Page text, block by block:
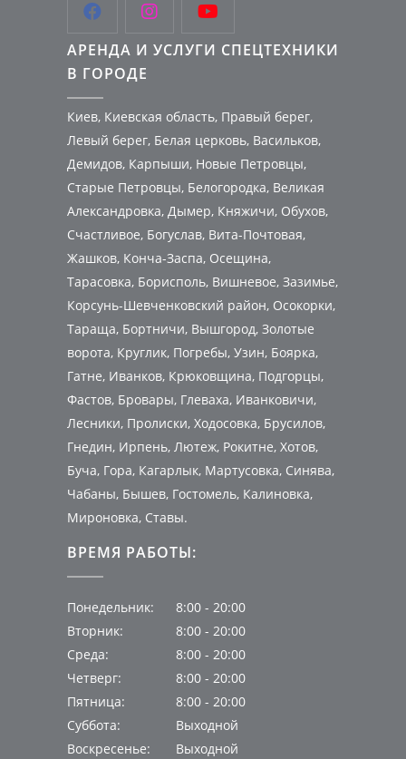
  
АРЕНДА И УСЛУГИ СПЕЦТЕХНИКИ
В ГОРОДЕ
Киев, Киевская область, Правый берег,
Левый берег, Белая церковь, Васильков,
Демидов, Карпыши, Новые Петровцы,
Старые Петровцы, Белогородка, Великая
Александровка, Дымер, Княжичи, Обухов,
Счастливое, Богуслав, Вита-Почтовая,
Жашков, Конча-Заспа, Осещина,
Тарасовка, Борисполь, Вишневое, Зазимье,
Корсунь-Шевченковский район, Осокорки,
Тараща, Бортничи, Вышгород, Золотые
ворота, Круглик, Погребы, Узин, Боярка,
Гатне, Иванков, Крюковщина, Подгорцы,
Фастов, Бровары, Глеваха, Иванковичи,
Лесники, Пролиски, Ходосовка, Брусилов,
Гнедин, Ирпень, Лютеж, Рокитне, Хотов,
Буча, Гора, Кагарлык, Мартусовка, Синява,
Чабаны, Бышев, Гостомель, Калиновка,
Мироновка, Ставы.
ВРЕМЯ РАБОТЫ:
Понедельник:
8:00 - 20:00
Вторник:
8:00 - 20:00
Среда:
8:00 - 20:00
Четверг:
8:00 - 20:00
Пятница:
8:00 - 20:00
Суббота:
Выходной
Воскресенье:
Выходной